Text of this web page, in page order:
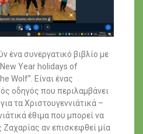
ένα συνεργατικό βιβλίο με
New Year holidays of
Wolf”. Είναι ένας
οδηγός που περιλαμβάνει
τα Χριστουγεννιάτικά –
έθιμα που μπορεί να
Ζαχαρίας αν επισκεφθεί μία